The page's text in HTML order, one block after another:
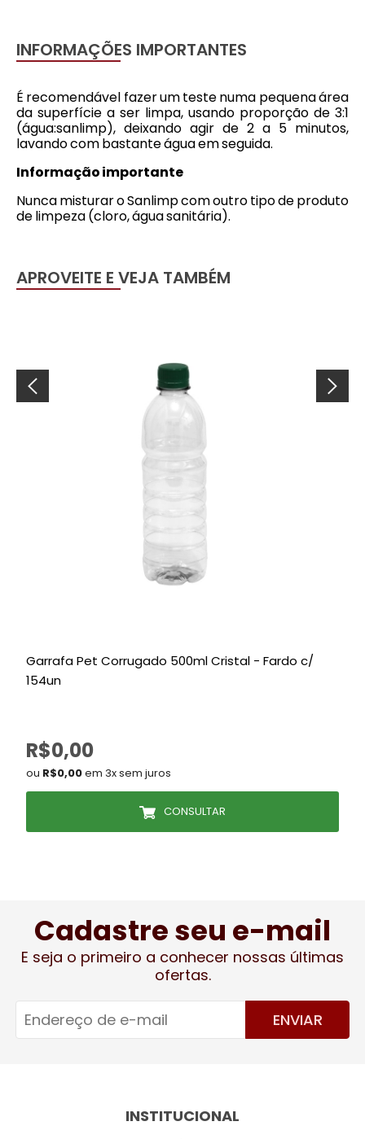
INFORMAÇÕES IMPORTANTES
É recomendável fazer um teste numa pequena área
da superfície a ser limpa, usando proporção de 3:1
(água:sanlimp), deixando agir de 2 a 5 minutos,
lavando com bastante água em seguida.
Informação importante
Nunca misturar o Sanlimp com outro tipo de produto
de limpeza (cloro, água sanitária).
APROVEITE E VEJA TAMBÉM
Garrafa Pet Corrugado 500ml Cristal - Fardo c/
154un
R$0,00
ou R$0,00em 3x sem juros
CONSULTAR
Cadastre seu e-mail
E seja o primeiro a conhecer nossas últimas
ofertas.
ENVIAR
INSTITUCIONAL